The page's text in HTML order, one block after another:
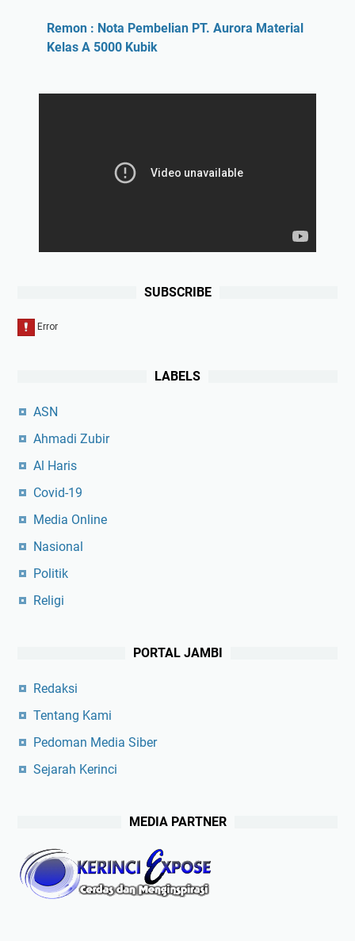
Remon : Nota Pembelian PT. Aurora Material
Kelas A 5000 Kubik
SUBSCRIBE
LABELS
ASN
Ahmadi Zubir
Al Haris
Covid-19
Media Online
Nasional
Politik
Religi
PORTAL JAMBI
Redaksi
Tentang Kami
Pedoman Media Siber
Sejarah Kerinci
MEDIA PARTNER